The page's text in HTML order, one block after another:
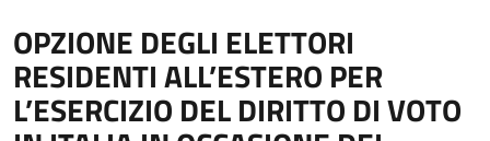
OPZIONE DEGLI ELETTORI
RESIDENTI ALL’ESTERO PER
L’ESERCIZIO DEL DIRITTO DI VOTO